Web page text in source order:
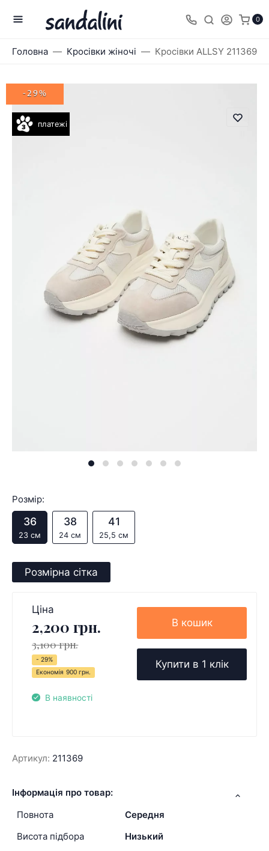
0
Головна Кросівки жіночі Кросівки ALLSY 211369
платежі
-29%
Розмір:
36
23 см
38
24 см
41
25,5 см
Розмірна сітка
Ціна
2,200 грн.
3,100 грн.
- 29%
Економія 900 грн.
В наявності
В кошик
Купити в 1 клік
Артикул: 211369
Інформація про товар:
Повнота
Середня
Висота підбора
Низький